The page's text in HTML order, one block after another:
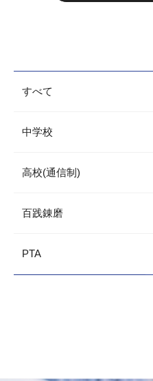
すべて
中学校
高校(通信制)
百践錬磨
PTA